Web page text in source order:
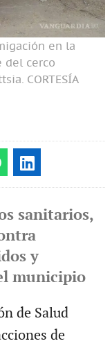
en la
del cerco
CORTESÍA
sanitarios,
y
municipio
de Salud
de